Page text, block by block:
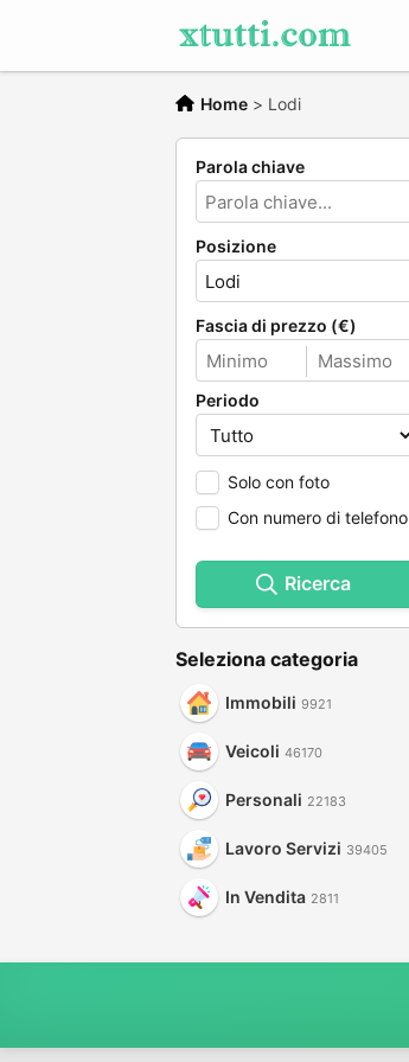
Home > Lodi
Parola chiave
Posizione
Fascia di prezzo (€)
Periodo
Solo con foto
Con numero di telefono
Ricerca
Seleziona categoria
Immobili 9921
Veicoli 46170
Personali 22183
Lavoro Servizi 39405
In Vendita 2811